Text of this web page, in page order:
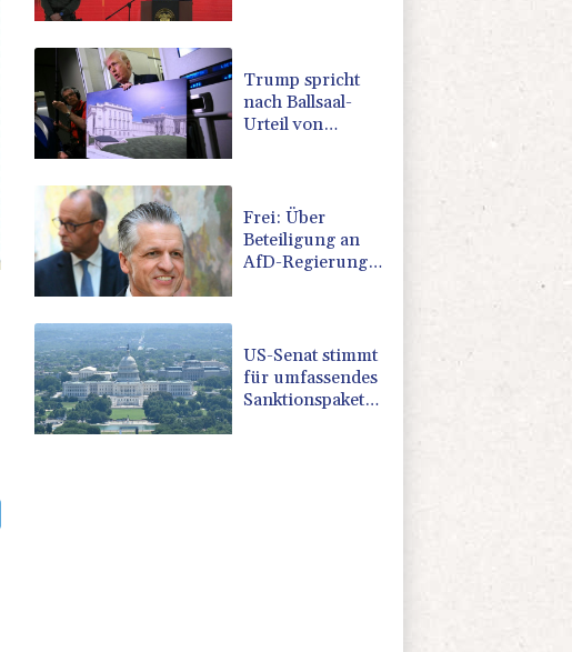
Trump spricht
nach Ballsaal-
Urteil von
Frei: Über
Beteiligung an
AfD-Regierung
US-Senat stimmt
für umfassendes
Sanktionspaket